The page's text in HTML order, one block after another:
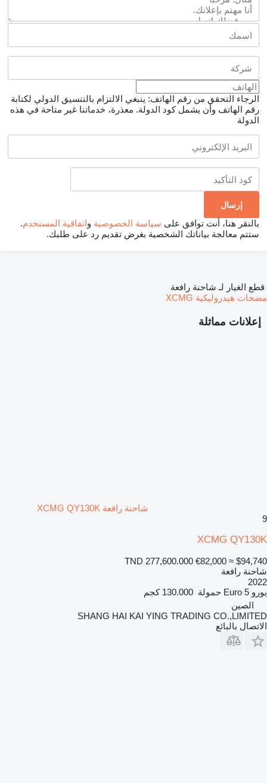
الرجاء التحقق من رقم الهاتف: ينبغي الالتزام بالتنسيق الدولي لكتابة
رقم الهاتف وأن يشمل كود الدولة. معذرة، خدماتنا غير متاحة في هذه
الدولة
بالنقر هنا، أنت توافق على سياسة الخصوصية واتفاقية المستخدم.
ستتم معالجة بياناتك الشخصية بغرض تقديم رد على طلبك.
إعلانات مماثلة
شاحنة رافعة XCMG QY130K
9
XCMG QY130K
TND 277,600.000 €82,000 ≈ $94,740
شاحنة رافعة
2022
يورو Euro 5 حمولة 130.000 كجم
الصين
SHANG HAI KAI YING TRADING CO.,LIMITED
الاتصال بالبائع
قطع الغيار لـ شاحنة رافعة
مضخات هيدروليكية XCMG